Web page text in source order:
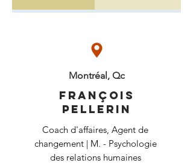
Montréal, Qc
François
Pellerin
Coach d'affaires, Agent de
changement | M. - Psychologie
des relations humaines